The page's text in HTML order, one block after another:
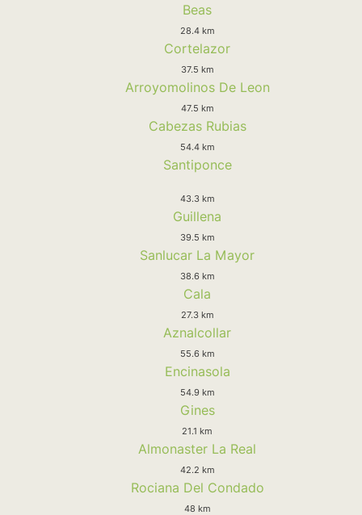
Beas
28.4 km
Cortelazor
37.5 km
Arroyomolinos De Leon
47.5 km
Cabezas Rubias
54.4 km
Santiponce
43.3 km
Guillena
39.5 km
Sanlucar La Mayor
38.6 km
Cala
27.3 km
Aznalcollar
55.6 km
Encinasola
54.9 km
Gines
21.1 km
Almonaster La Real
42.2 km
Rociana Del Condado
48 km